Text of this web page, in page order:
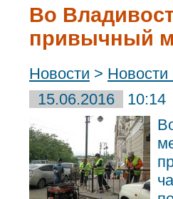
Во
привычный
Новости > Новости
15.06.2016
10:14